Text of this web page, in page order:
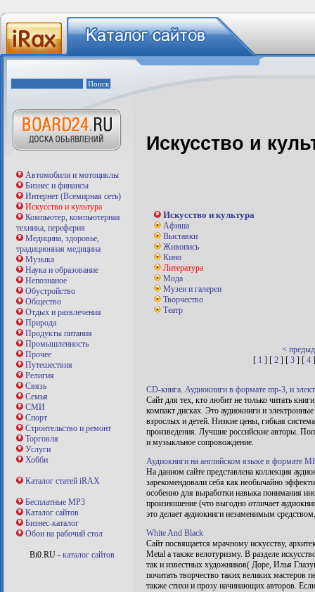
Автомобили и мотоциклы
Бизнес и финансы
Интернет (Всемирная сеть)
Искусство и культура
Компьютер, компьютерная
техника, переферия
Медицина, здоровье,
традиционная медицина
Музыка
Наука и образование
Непознаное
Обустройство
Общество
Отдых и развлечения
Природа
Продукты питания
Промышленность
Прочее
Путешествия
Религия
Связь
Семья
СМИ
Спорт
Строительство и ремонт
Торговля
Услуги
Хобби
Каталог статей iRAX
Бесплатные MP3
Каталог сайтов
Бизнес-каталог
Обои на рабочий стол
Bi0.RU - каталог сайтов
Искусство и
Искусство и культура
Афиша
Выставки
Живопись
Кино
Литература
Мода
Музеи и галереи
Творчество
Театр
<
[ 1 ] [ 2 ] [ 3 ] [ 4
CD-книга. Аудиокниги в формате mp-3, и
Сайт для тех, кто любит не только читать
компакт дисках. Это аудиокниги и
взрослых и детей. Низкие цены, гибкая
произведения. Лучшие российские авторы.
и музыкльное сопровождение.
Аудиокниги на английском языке в формате
На данном сайте представлена коллекция
зарекомендовали себя как необычайно
особенно для выработки навыка понимания
произношение (что выгодно отличает
это делает аудиокниги незаменимым
White And Black
Сайт посвящается мрачному искусству,
Metal а также велотуризму. В разделе
так и известных художников( Доре, Илья
почитать творчество таких великих
также стихи и прозу начинающих авторов.